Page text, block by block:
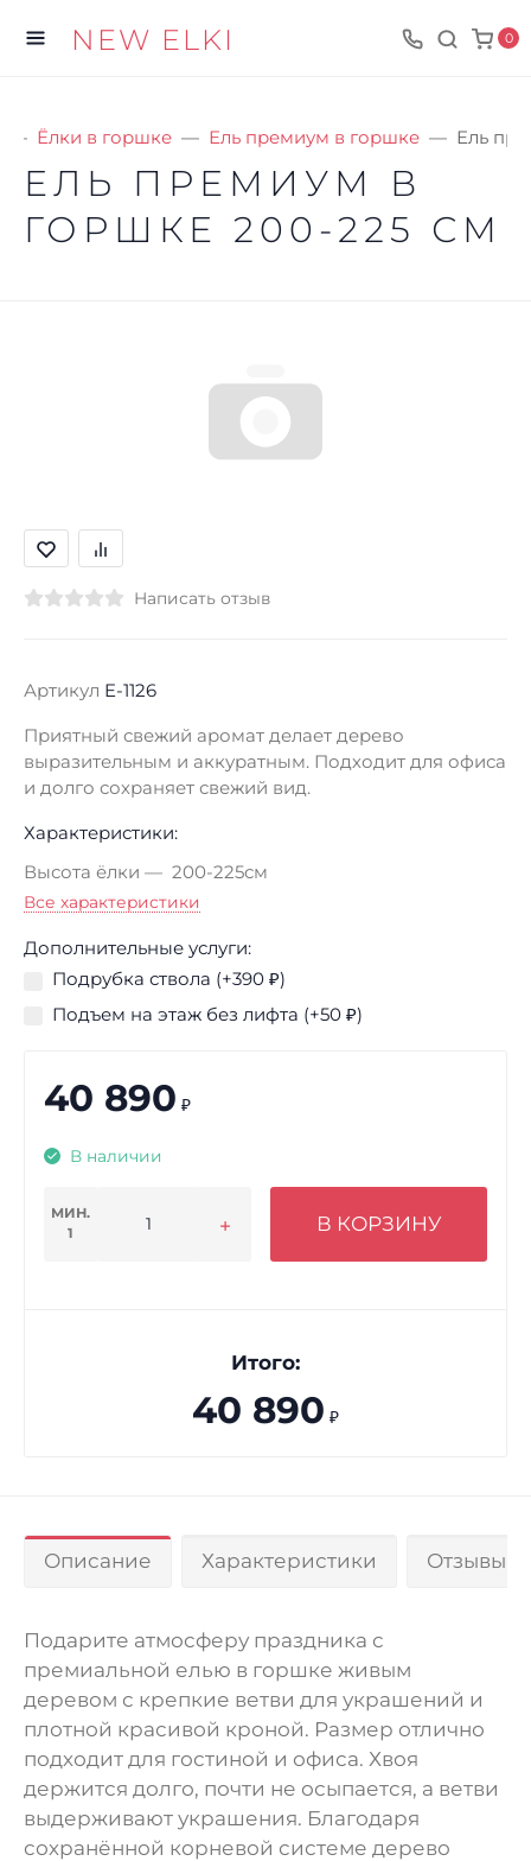
NEW ELKI 0
Ёлки в горшке Ель премиум в горшке Ель
ЕЛЬ ПРЕМИУМ В
ГОРШКЕ 200-225 СМ
Написать отзыв
Артикул E-1126
Приятный свежий аромат делает дерево
выразительным и аккуратным. Подходит для офиса
и долго сохраняет свежий вид.
Характеристики:
Высота ёлки
200-225см
Все характеристики
Дополнительные услуги:
Подрубка ствола (+390 ₽)
Подъем на этаж без лифта (+50 ₽)
40 890 ₽
В наличии
МИН.
1
В КОРЗИНУ
Итого:
40 890 ₽
Описание Характеристики Отзывы 0
Подарите атмосферу праздника с
премиальной елью в горшке живым
деревом с крепкие ветви для украшений и
плотной красивой кроной. Размер отлично
подходит для гостиной и офиса. Хвоя
держится долго, почти не осыпается, а ветви
выдерживают украшения. Благодаря
сохранённой корневой системе дерево